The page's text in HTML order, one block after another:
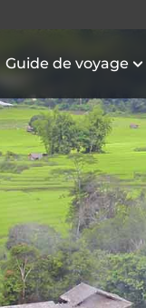
Guide de voyage